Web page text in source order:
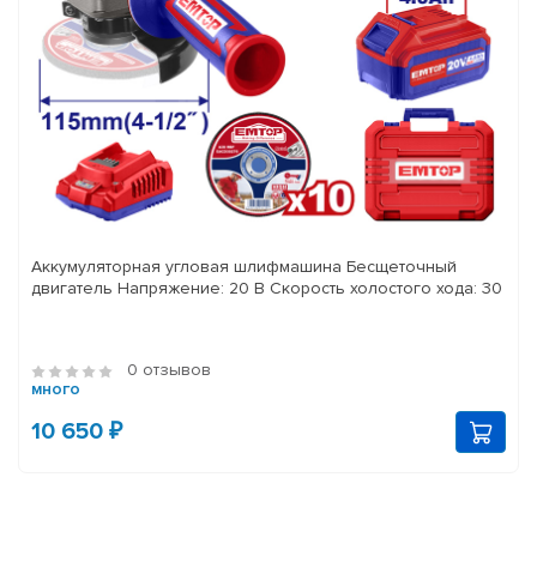
Аккумуляторная угловая шлифмашина Бесщеточный
двигатель Напряжение: 20 В Скорость холостого хода: 30
0 отзывов
много
10 650 ₽